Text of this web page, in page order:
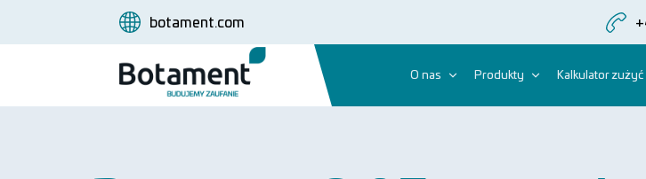
botament.com
O nas Produkty Kalkulator zużyć